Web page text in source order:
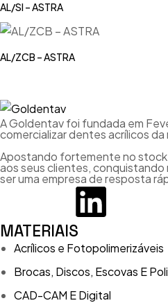
AL/SI – ASTRA
AL/ZCB – ASTRA
A Goldentav foi fundada em
comercializar dentes acrílicos
Apostando fortemente no
aos seus clientes,
ser uma empresa de resposta
MATERIAIS
Acrílicos e Fotopolimerizáveis
Brocas, Discos, Escovas E
CAD-CAM E Digital